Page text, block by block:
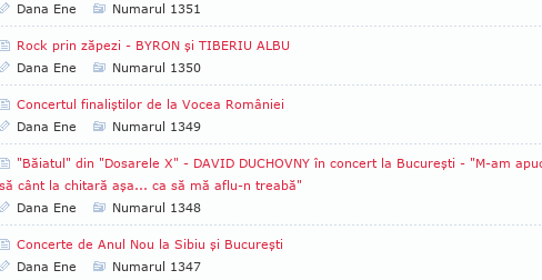
Dana Ene
Numarul 1351
Rock prin zăpezi - BYRON şi TIBERIU ALBU
Dana Ene
Numarul 1350
Concertul finaliştilor de la Vocea României
Dana Ene
Numarul 1349
"Băiatul" din "Dosarele X" - DAVID DUCHOVNY în concert la Bucureşti - "M-am
să cânt la chitară aşa... ca să mă aflu-n treabă"
Dana Ene
Numarul 1348
Concerte de Anul Nou la Sibiu şi Bucureşti
Dana Ene
Numarul 1347